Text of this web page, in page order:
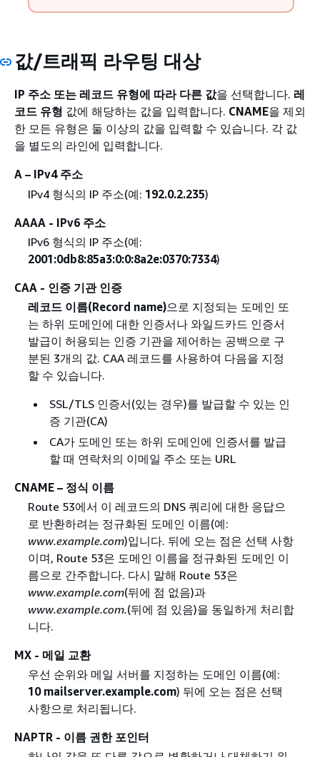
값/트래픽 라우팅 대상
IP 주소 또는 레코드 유형에 따라 다른 값을 선택합니다. 레
코드 유형 값에 해당하는 값을 입력합니다. CNAME을 제외
한 모든 유형은 둘 이상의 값을 입력할 수 있습니다. 각 값
을 별도의 라인에 입력합니다.
A – IPv4 주소
IPv4 형식의 IP 주소(예: 192.0.2.235)
AAAA - IPv6 주소
IPv6 형식의 IP 주소(예:
2001:0db8:85a3:0:0:8a2e:0370:7334)
CAA - 인증 기관 인증
레코드 이름(Record name)으로 지정되는 도메인 또
는 하위 도메인에 대한 인증서나 와일드카드 인증서
발급이 허용되는 인증 기관을 제어하는 공백으로 구
분된 3개의 값. CAA 레코드를 사용하여 다음을 지정
할 수 있습니다.
SSL/TLS 인증서(있는 경우)를 발급할 수 있는 인
증 기관(CA)
CA가 도메인 또는 하위 도메인에 인증서를 발급
할 때 연락처의 이메일 주소 또는 URL
CNAME – 정식 이름
Route 53에서 이 레코드의 DNS 쿼리에 대한 응답으
로 반환하려는 정규화된 도메인 이름(예:
www.example.com)입니다. 뒤에 오는 점은 선택 사항
이며, Route 53은 도메인 이름을 정규화된 도메인 이
름으로 간주합니다. 다시 말해 Route 53은
www.example.com(뒤에 점 없음)과
www.example.com.(뒤에 점 있음)을 동일하게 처리합
니다.
MX - 메일 교환
우선 순위와 메일 서버를 지정하는 도메인 이름(예:
10 mailserver.example.com) 뒤에 오는 점은 선택
사항으로 처리됩니다.
NAPTR - 이름 권한 포인터